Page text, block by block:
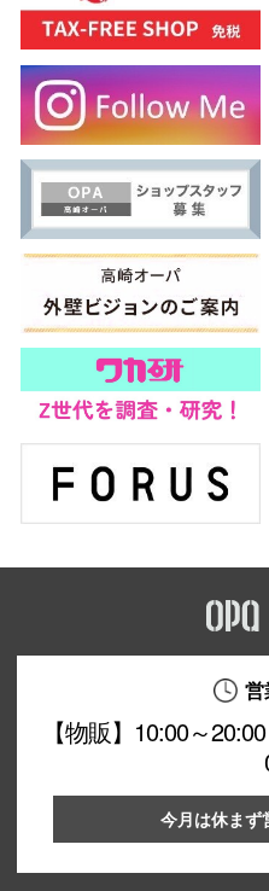
営
【物販】10:00～
今月は休まず